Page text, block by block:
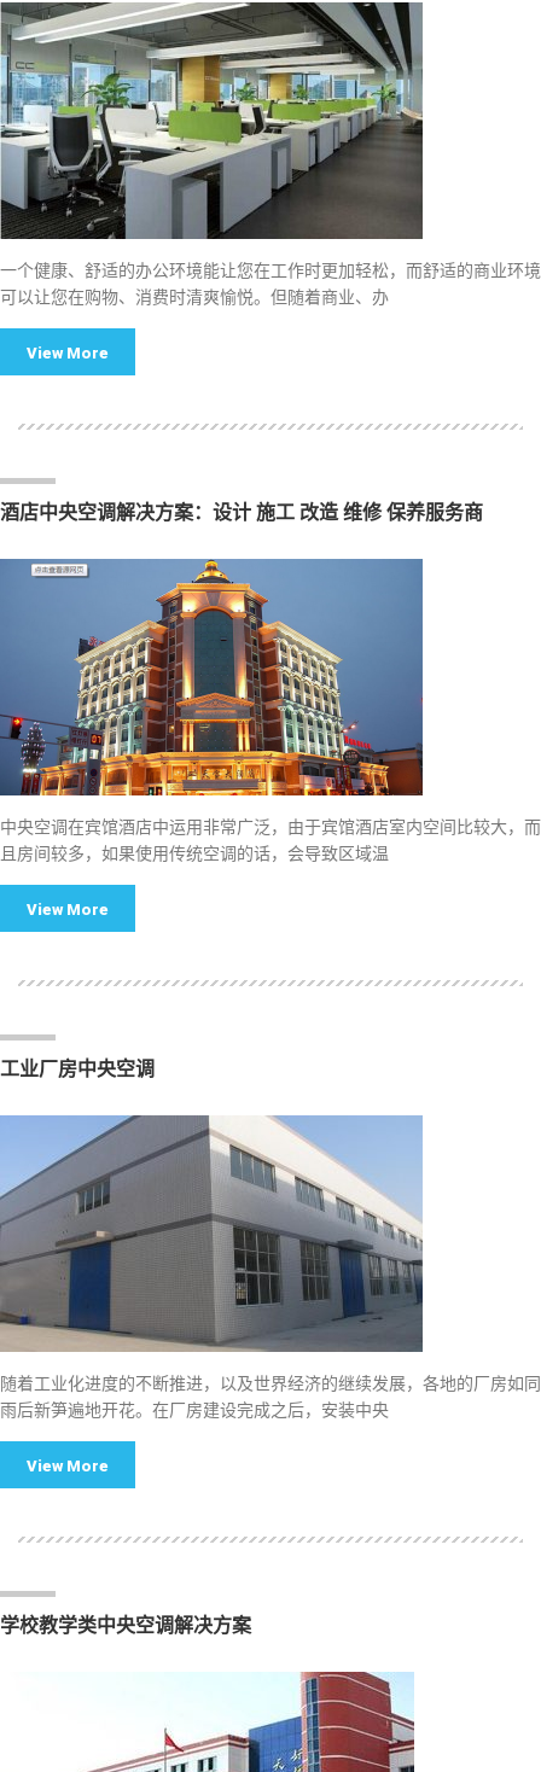
一个健康、舒适的办公环境能让您在工作时更加轻松，而舒适的商业环境
可以让您在购物、消费时清爽愉悦。但随着商业、办
View More
酒店中央空调解决方案：设计 施工 改造 维修 保养服务商
中央空调在宾馆酒店中运用非常广泛，由于宾馆酒店室内空间比较大，而
且房间较多，如果使用传统空调的话，会导致区域温
View More
工业厂房中央空调
随着工业化进度的不断推进，以及世界经济的继续发展，各地的厂房如同
雨后新笋遍地开花。在厂房建设完成之后，安装中央
View More
学校教学类中央空调解决方案